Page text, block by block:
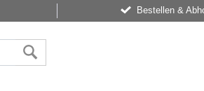
Bestellen &